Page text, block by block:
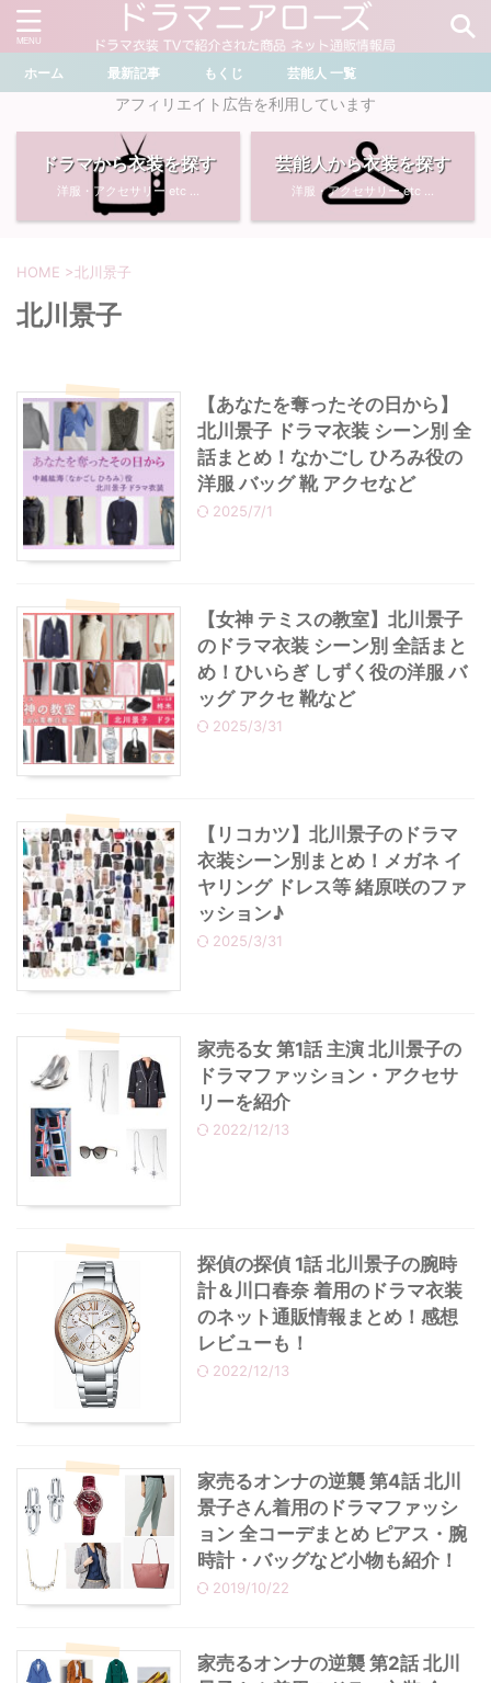
＼ ドラマ・芸能人を検索 ／
おすすめ検索ワード
川口春奈
・石原さとみ
・菜々緒
・ 多部未華子
・ 広瀬すず
・あのクズ
・無能の鷹
・若草物語
・ ライオンの隠れ家
・ サイレント
・ 腕時計
ホーム 最新記事 もくじ 芸能人 一覧
アフィリエイト広告を利用しています
ドラマから衣装を探す
洋服・アクセサリー etc ...
芸能人から衣装を探す
洋服・アクセサリー etc ...
HOME >北川景子
北川景子
【あなたを奪ったその日から】
北川景子 ドラマ衣装 シーン別 全
話まとめ！なかごし ひろみ役の
洋服 バッグ 靴 アクセなど
2025/7/1
【女神 テミスの教室】北川景子
のドラマ衣装 シーン別 全話まと
め！ひいらぎ しずく役の洋服 バ
ッグ アクセ 靴など
2025/3/31
【リコカツ】北川景子のドラマ
衣装シーン別まとめ！メガネ イ
ヤリング ドレス等 緒原咲のファ
ッション♪
2025/3/31
家売る女 第1話 主演 北川景子の
ドラマファッション・アクセサ
リーを紹介
2022/12/13
探偵の探偵 1話 北川景子の腕時
計＆川口春奈 着用のドラマ衣装
のネット通販情報まとめ！感想
レビューも！
2022/12/13
家売るオンナの逆襲 第4話 北川
景子さん着用のドラマファッシ
ョン 全コーデまとめ ピアス・腕
時計・バッグなど小物も紹介！
2019/10/22
家売るオンナの逆襲 第2話 北川